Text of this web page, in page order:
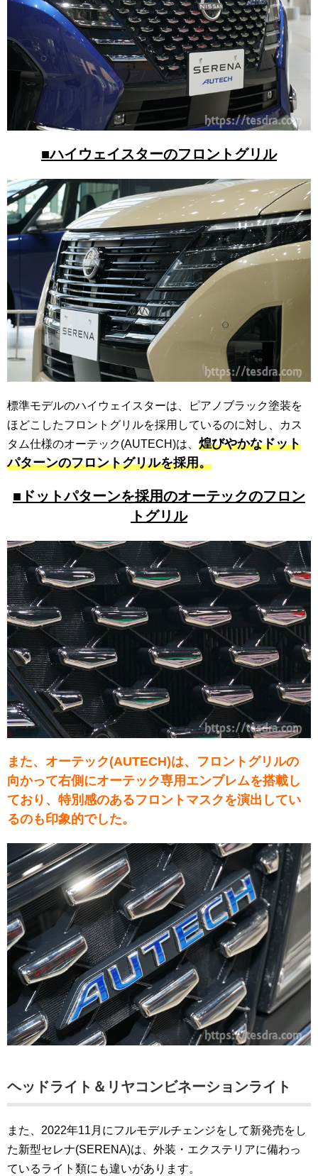
■ハイウェイスターのフロントグリル
標準モデルのハイウェイスターは、ピアノブラック塗装を
ほどこしたフロントグリルを採用しているのに対し、カス
タム仕様のオーテック(AUTECH)は、 煌びやかなドット
パターンのフロントグリルを採用。
■ドットパターンを採用のオーテックのフロン
トグリル
また、オーテック(AUTECH)は、フロントグリルの
向かって右側にオーテック専用エンブレムを搭載し
ており、特別感のあるフロントマスクを演出してい
るのも印象的でした。
ヘッドライト＆リヤコンビネーションライト
また、2022年11月にフルモデルチェンジをして新発売をし
た新型セレナ(SERENA)は、外装・エクステリアに備わっ
ているライト類にも違いがあります。